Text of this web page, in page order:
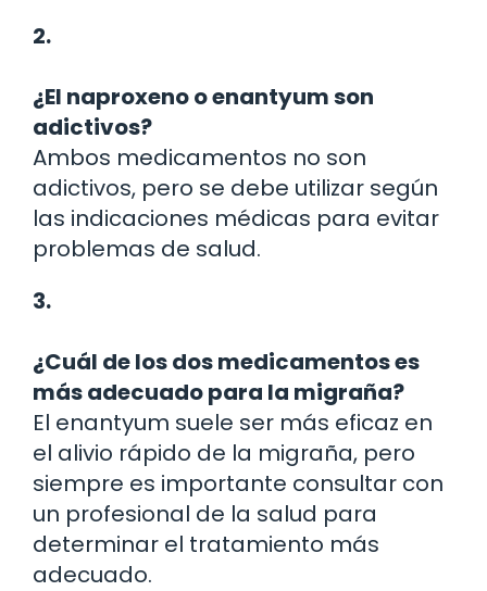
2.
¿El naproxeno o enantyum son
adictivos?
Ambos medicamentos no son
adictivos, pero se debe utilizar según
las indicaciones médicas para evitar
problemas de salud.
3.
¿Cuál de los dos medicamentos es
más adecuado para la migraña?
El enantyum suele ser más eficaz en
el alivio rápido de la migraña, pero
siempre es importante consultar con
un profesional de la salud para
determinar el tratamiento más
adecuado.